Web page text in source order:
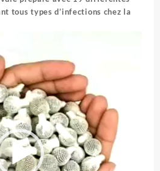
tous types d’infections chez la